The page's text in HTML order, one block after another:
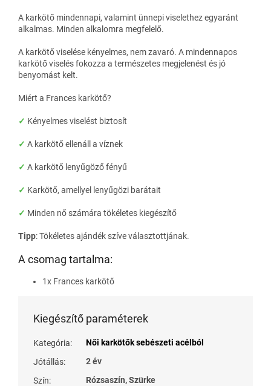
A karkötő mindennapi, valamint ünnepi viselethez egyaránt
alkalmas. Minden alkalomra megfelelő.
A karkötő viselése kényelmes, nem zavaró. A mindennapos
karkötő viselés fokozza a természetes megjelenést és jó
benyomást kelt.
Miért a Frances karkötő?
✓ Kényelmes viselést biztosít
✓ A karkötő ellenáll a víznek
✓ A karkötő lenyűgöző fényű
✓ Karkötő, amellyel lenyűgözi barátait
✓ Minden nő számára tökéletes kiegészítő
Tipp: Tökéletes ajándék szíve választottjának.
A csomag tartalma:
1x Frances karkötő
Kiegészítő paraméterek
Kategória:
Női karkötők sebészeti acélból
Jótállás:
2 év
Szín:
Rózsaszín, Szürke